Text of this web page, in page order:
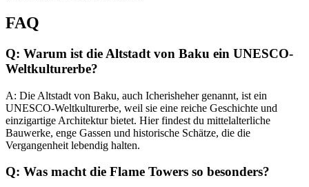
FAQ
Q: Warum ist die Altstadt von Baku ein UNESCO-
Weltkulturerbe?
A: Die Altstadt von Baku, auch Icherisheher genannt, ist ein
UNESCO-Weltkulturerbe, weil sie eine reiche Geschichte und
einzigartige Architektur bietet. Hier findest du mittelalterliche
Bauwerke, enge Gassen und historische Schätze, die die
Vergangenheit lebendig halten.
Q: Was macht die Flame Towers so besonders?